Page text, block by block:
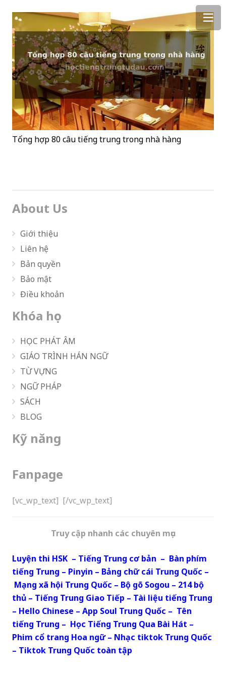
Tổng hợp 80 câu tiếng trung trong nhà hàng
About Us
Giới thiệu
Liên hệ
Bản quyền
Bảo mật
Điều khoản
Khóa học
HỌC PHÁT ÂM
GIÁO TRÌNH HÁN NGỮ
TỪ VỰNG
NGỮ PHÁP
SÁCH
BLOG
Kỹ năng
Fanpage
[vc_wp_text] [/vc_wp_text]
Truy cập nhanh các chuyên mục
Luyện thi HSK – Tiếng Trung cơ bản – Bàn phím
tiếng Trung – Pinyin – Bảng chữ cái Trung Quốc –
Mạng xã hội Trung Quốc – Bộ gõ Sogou – 214 bộ
thủ – Tiếng Trung Giao Tiếp – Tài liệu tiếng Trung
– Hello Chinese – App Soul Trung Quốc – Tên
tiếng Trung – Học Tiếng Trung Qua Bài Hát –
Phim cổ trang Hoa ngữ– Nhạc tiktok Trung Quốc
– Tiktok Trung Quốc toàn tập